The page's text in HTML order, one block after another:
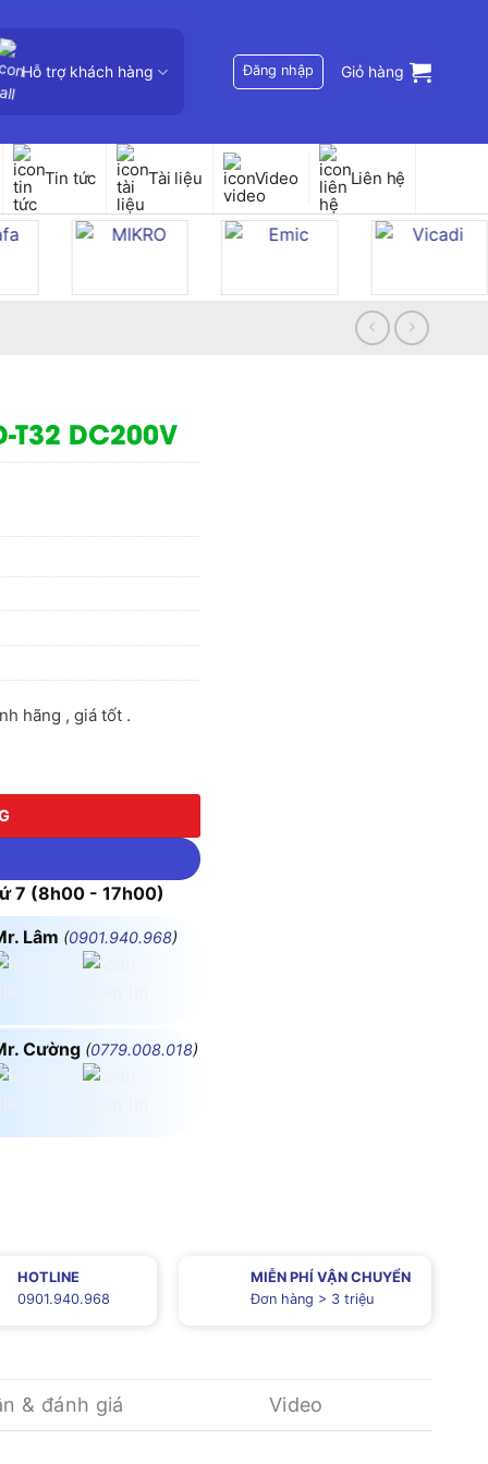
Hỗ trợ khách hàng Đăng nhập Giỏ hàng
Tin tức Tài liệu Video Liên hệ
T32 DC200V
hãng , giá tốt .
7 (8h00 - 17h00)
Lâm (0901.940.968)
Cường (0779.008.018)
HOTLINE
0901.940.968
MIỄN PHÍ VẬN CHUYỂN
Đơn hàng > 3 triệu
& đánh giá Video